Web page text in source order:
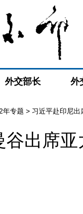
外交部长 外
年专题 > 习近平赴印尼
谷出席